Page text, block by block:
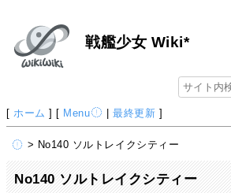
戦艦少女 Wiki*
[ ホーム ] [ Menu |最終更新 ]
> No140 ソルトレイクシティー
No140 ソルトレイクシティー